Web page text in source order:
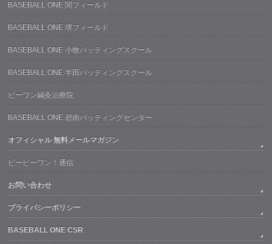
BASEBALL ONE 関フィールド
BASEBALL ONE 堺フィールド
BASEBALL ONE 小牧バッティングスクール
BASEBALL ONE 半田バッティングスクール
ビーワン鍼灸治療院
BASEBALL ONE 碧南バッティングセンター
オフィシャル 無料メールマガジン
ビービーワン！通信
お問い合わせ
プライバシーポリシー
BASEBALL ONE CSR